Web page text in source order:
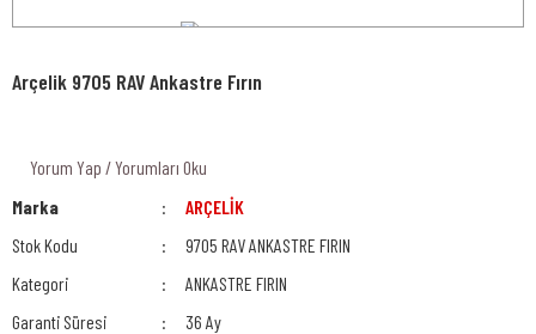
Arçelik 9705 RAV Ankastre Fırın
Yorum Yap / Yorumları Oku
Marka
ARÇELİK
Stok Kodu
9705 RAV ANKASTRE FIRIN
Kategori
ANKASTRE FIRIN
Garanti Süresi
36 Ay